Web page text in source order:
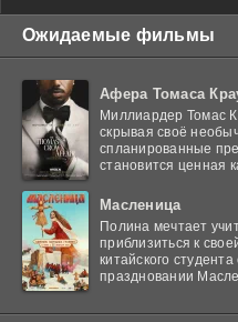
Ожидаемые фильмы
Афера Томаса
Миллиардер Томас
скрывая своё
спланированные
становится ценная
Масленица
Полина мечтает
приблизиться к
китайского
праздновании